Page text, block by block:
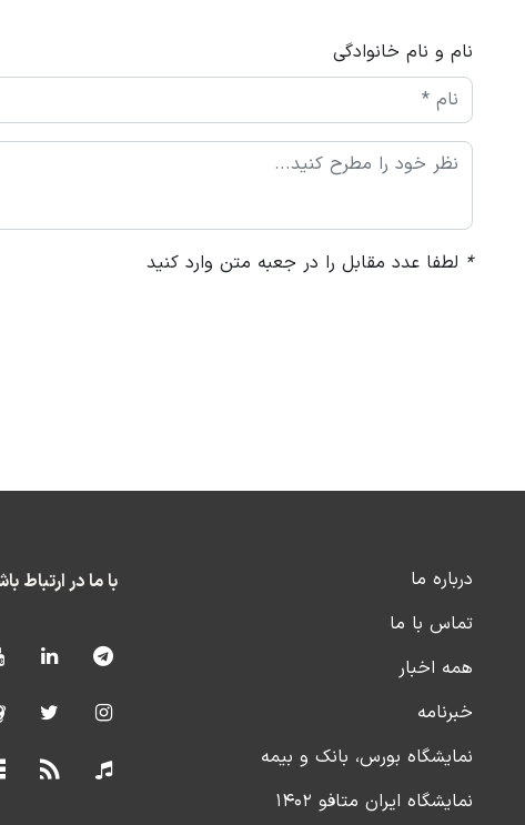
نام و نام خانوادگی
* لطفا عدد مقابل را در جعبه متن وارد کنید
درباره ما
تماس با ما
همه اخبار
خبرنامه
نمایشگاه بورس، بانک و بیمه
نمایشگاه ایران متافو ۱۴۰۲
با ما در ارتباط